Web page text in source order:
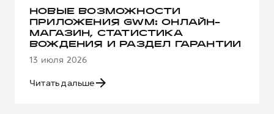
НОВЫЕ ВОЗМОЖНОСТИ
ПРИЛОЖЕНИЯ GWM: ОНЛАЙН-
МАГАЗИН, СТАТИСТИКА
ВОЖДЕНИЯ И РАЗДЕЛ ГАРАНТИИ
13 июля 2026
Читать дальше